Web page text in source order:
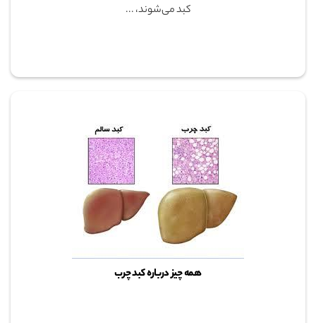
کبد می‌شوند، ...
همه چیز درباره کبد چرب